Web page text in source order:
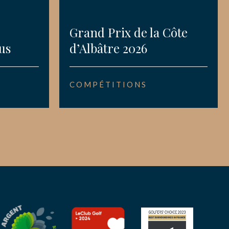
Grand Prix de la Côte
d’Albâtre 2026
COMPÉTITIONS